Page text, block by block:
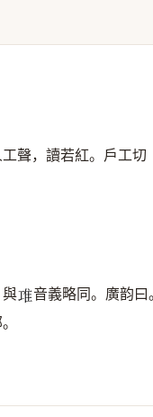
聲，讀若紅。戶工切
與𨾊 音義略同。廣韵曰